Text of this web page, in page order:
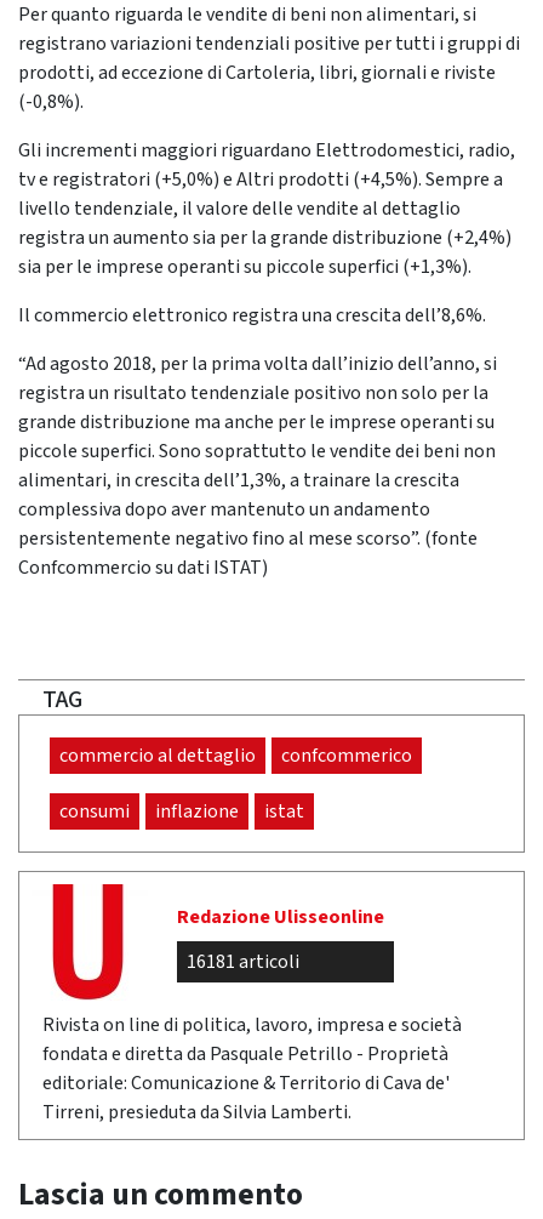
Per quanto riguarda le vendite di beni non alimentari, si
registrano variazioni tendenziali positive per tutti i gruppi di
prodotti, ad eccezione di Cartoleria, libri, giornali e riviste
(-0,8%).
Gli incrementi maggiori riguardano Elettrodomestici, radio,
tv e registratori (+5,0%) e Altri prodotti (+4,5%). Sempre a
livello tendenziale, il valore delle vendite al dettaglio
registra un aumento sia per la grande distribuzione (+2,4%)
sia per le imprese operanti su piccole superfici (+1,3%).
Il commercio elettronico registra una crescita dell’8,6%.
“Ad agosto 2018, per la prima volta dall’inizio dell’anno, si
registra un risultato tendenziale positivo non solo per la
grande distribuzione ma anche per le imprese operanti su
piccole superfici. Sono soprattutto le vendite dei beni non
alimentari, in crescita dell’1,3%, a trainare la crescita
complessiva dopo aver mantenuto un andamento
persistentemente negativo fino al mese scorso”. (fonte
Confcommercio su dati ISTAT)
TAG
commercio al dettaglio confcommerico
consumi inflazione istat
Redazione Ulisseonline
16181 articoli
Rivista on line di politica, lavoro, impresa e società
fondata e diretta da Pasquale Petrillo - Proprietà
editoriale: Comunicazione & Territorio di Cava de'
Tirreni, presieduta da Silvia Lamberti.
Lascia un commento